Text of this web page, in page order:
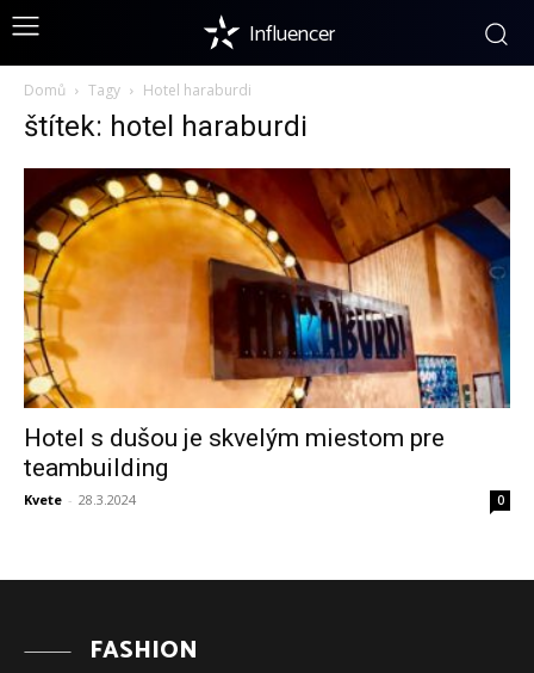
Influencer
Domů Tagy Hotel haraburdi
štítek: hotel haraburdi
Hotel s dušou je skvelým miestom pre
teambuilding
Kvete - 28.3.2024 0
FASHION